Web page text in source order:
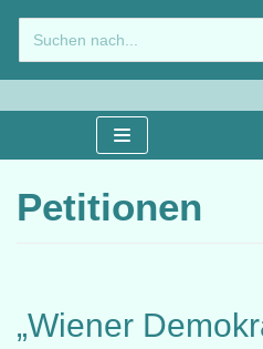
Zum
Inhalt
springen
Petitionen
„Wiener